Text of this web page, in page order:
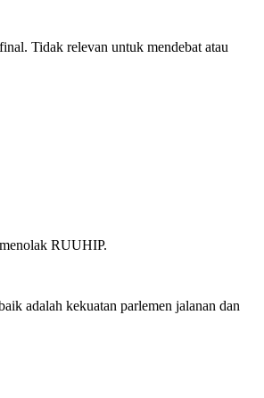
Tidak relevan untuk mendebat atau
RUUHIP.
adalah kekuatan parlemen jalanan dan